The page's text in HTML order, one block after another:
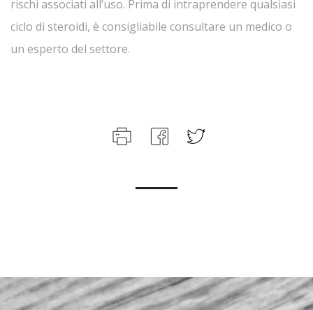
rischi associati all’uso. Prima di intraprendere qualsiasi
ciclo di steroidi, è consigliabile consultare un medico o
un esperto del settore.